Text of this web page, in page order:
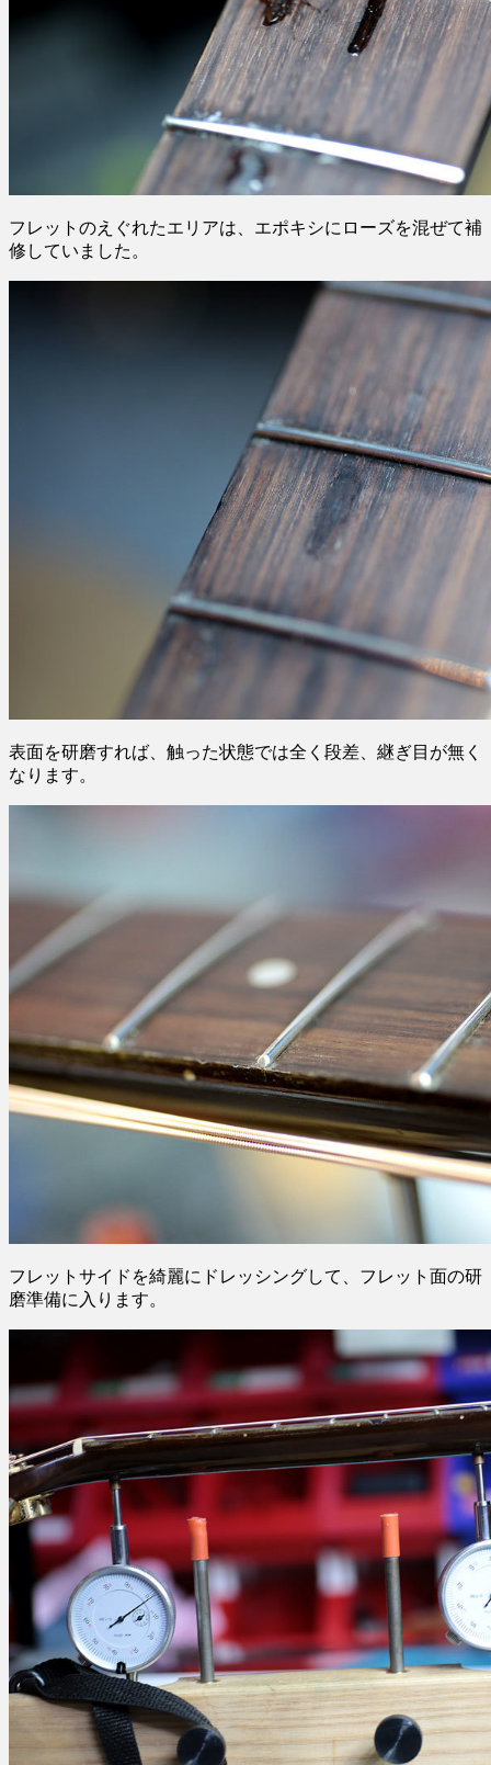
フレットのえぐれたエリアは、エポキシにローズを混ぜて補
修していました。
表面を研磨すれば、触った状態では全く段差、継ぎ目が無く
なります。
フレットサイドを綺麗にドレッシングして、フレット面の研
磨準備に入ります。